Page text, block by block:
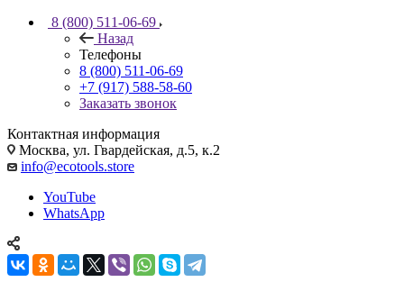
8 (800) 511-06-69
Назад
Телефоны
8 (800) 511-06-69
+7 (917) 588-58-60
Заказать звонок
Контактная информация
Москва, ул. Гвардейская, д.5, к.2
info@ecotools.store
YouTube
WhatsApp